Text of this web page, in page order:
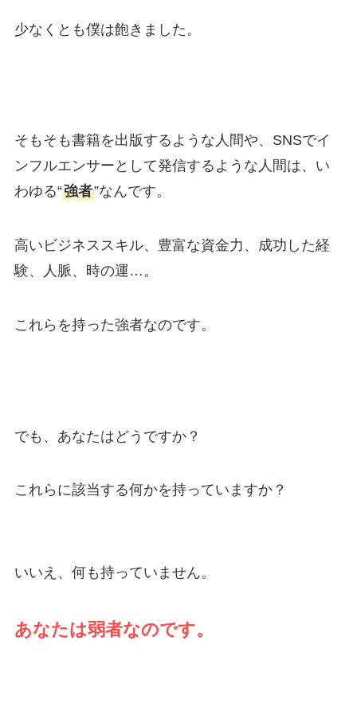
少なくとも僕は飽きました。
そもそも書籍を出版するような人間や、SNSでイ
ンフルエンサーとして発信するような人間は、い
わゆる“強者”なんです。
高いビジネススキル、豊富な資金力、成功した経
験、人脈、時の運…。
これらを持った強者なのです。
でも、あなたはどうですか？
これらに該当する何かを持っていますか？
いいえ、何も持っていません。
あなたは弱者なのです。